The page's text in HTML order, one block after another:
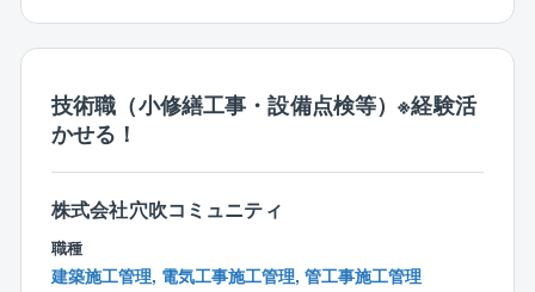
務と内勤のデスクワーク(書類作成、各種手配・調整等)
は半々程度の割合です。
また担当物件数を10棟程度に設定し1人当たりの担当物
件数を抑えることで、その分きめ細かい対応を行って
います。
【就業環境】
技術職（小修繕工事・設備点検等）※経験活
かせる！
株式会社穴吹コミュニティ
職種
建築施工管理, 電気工事施工管理, 管工事施工管理